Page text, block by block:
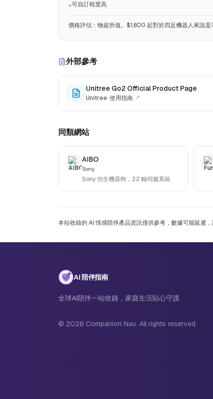
+可自訂程度高
價格評估 ： 物超所值。$1,600 起對於四足機器人來說是
外部參考
Unitree Go2 Official Product Page
Unitree·使用指南 ↗
同類網站
AIBO
Sony
Sony 仿生機器狗，22 軸伺服系統
本站收錄的 AI 情感陪伴產品資訊僅供參考，數據可能延遲
AI 陪伴指南
全球AI陪伴一站收錄，家庭生活貼心守護
© 2026 Companion Nav. All rights reserved.